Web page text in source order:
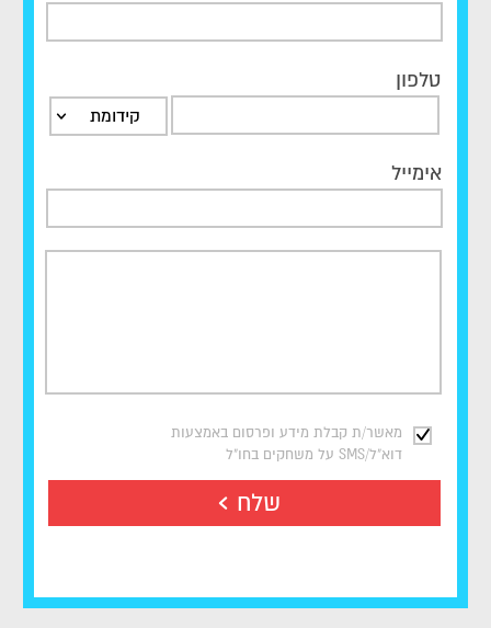
טלפון
קידומת
אימייל
מאשר/ת קבלת מידע ופרסום באמצעות
דוא"ל/SMS על משחקים בחו"ל
שלח